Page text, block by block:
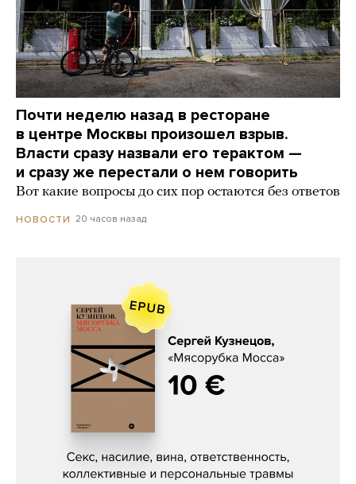
Почти неделю назад в ресторане
в центре Москвы произошел взрыв.
Власти сразу назвали его терактом —
и сразу же перестали о нем говорить
Вот какие вопросы до сих пор остаются без ответов
НОВОСТИ 20 часов назад
Сергей Кузнецов, «Мясорубка